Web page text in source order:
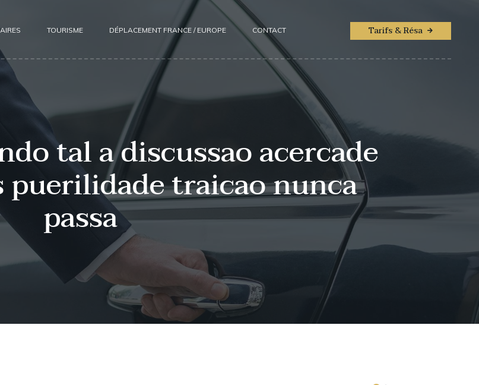
TOURISME DÉPLACEMENT FRANCE / EUROPE CONTACT Tarifs & Résa
tal a discussao acercade
traicao nunca
passa